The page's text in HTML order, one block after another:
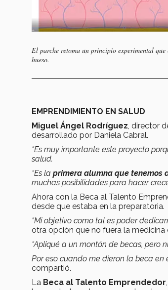
El parche retoma un principio experimental que
hueso.
EMPRENDIMIENTO EN SALUD
Miguel Ángel Rodríguez, director
desarrollado por Daniela Cabral.
“Es muy importante este proyecto
salud.
“Es la primera alumna que tenemos
muchas posibilidades para hacer
Ahora con la Beca al Talento
desde que estaba en la preparatoria.
“Mi objetivo como tal es poder
otra opción que no fuera la
“Apliqué a un montón de becas,
Por eso cuando me dieron la beca en
compartió.
La Beca al Talento Emprendedor